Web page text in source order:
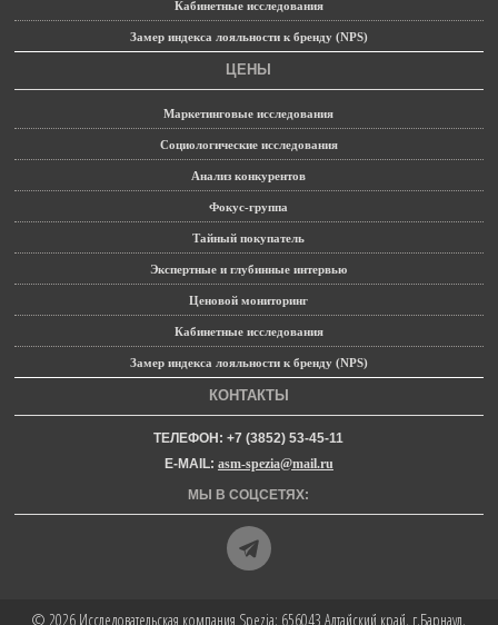
Кабинетные исследования
Замер индекса лояльности к бренду (NPS)
ЦЕНЫ
Маркетинговые исследования
Социологические исследования
Анализ конкурентов
Фокус-группа
Тайный покупатель
Экспертные и глубинные интервью
Ценовой мониторинг
Кабинетные исследования
Замер индекса лояльности к бренду (NPS)
КОНТАКТЫ
ТЕЛЕФОН: +7 (3852) 53-45-11
E-MAIL: asm-spezia@mail.ru
МЫ В СОЦСЕТЯХ:
© 2026 Исследовательская компания Spezia: 656043 Алтайский край, г.Барнаул,